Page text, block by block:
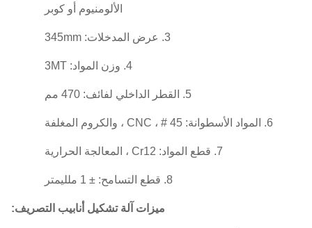
الألومنيوم أو كوبر
3. عرض المدخلات: 345mm
4. وزن المواد: 3MT
5. القطر الداخلي لفائف: 470 مم
6. المواد الأسطوانة: 45 # ، CNC ، والكروم المغلفة
7. قطع المواد: Cr12 ، المعالجة الحرارية
8. قطع التسامح: ± 1 ملليمتر
ميزات آلة تشكيل أنابيب التصريف: